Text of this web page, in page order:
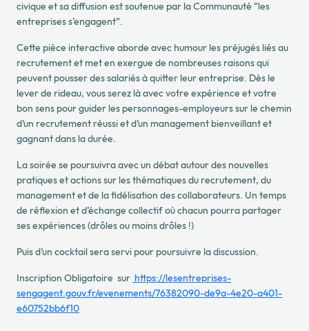
civique et sa diffusion est soutenue par la Communauté “les
entreprises s’engagent”.
Cette pièce interactive aborde avec humour les préjugés liés au
recrutementet met en exergue de nombreuses raisons qui
peuvent pousser des salariés à quitter leur entreprise. Dès le
lever de rideau, vous serez là avec votre expérience et votre
bon sens pour guider les personnages-employeurs sur le chemin
d’un recrutement réussiet d’un management bienveillant et
gagnant dans la durée.
La soirée se poursuivra avec un débatautour des nouvelles
pratiques et actions sur les thématiques du recrutement, du
managementet de lafidélisation des collaborateurs. Un temps
de réflexion et d’échange collectifoù chacun pourra partager
ses expériences(drôles ou moins drôles !)
Puisd’un cocktailsera servi pour poursuivre la discussion.
Inscription Obligatoire sur https://lesentreprises-
sengagent.gouv.fr/evenements/76382090-de9a-4e20-a401-
e60752bb6f10